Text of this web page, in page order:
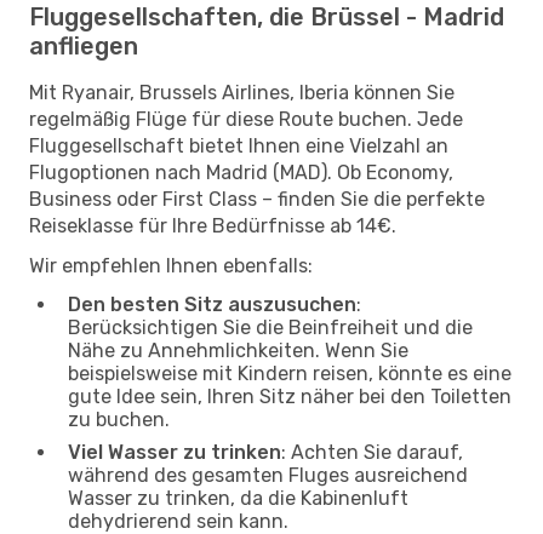
Fluggesellschaften, die Brüssel - Madrid
anfliegen
Mit Ryanair, Brussels Airlines, Iberia können Sie
regelmäßig Flüge für diese Route buchen. Jede
Fluggesellschaft bietet Ihnen eine Vielzahl an
Flugoptionen nach Madrid (MAD). Ob Economy,
Business oder First Class – finden Sie die perfekte
Reiseklasse für Ihre Bedürfnisse ab 14€.
Wir empfehlen Ihnen ebenfalls:
Den besten Sitz auszusuchen:
Berücksichtigen Sie die Beinfreiheit und die
Nähe zu Annehmlichkeiten. Wenn Sie
beispielsweise mit Kindern reisen, könnte es eine
gute Idee sein, Ihren Sitz näher bei den Toiletten
zu buchen.
Viel Wasser zu trinken: Achten Sie darauf,
während des gesamten Fluges ausreichend
Wasser zu trinken, da die Kabinenluft
dehydrierend sein kann.